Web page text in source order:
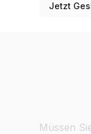
Jetzt
Müssen